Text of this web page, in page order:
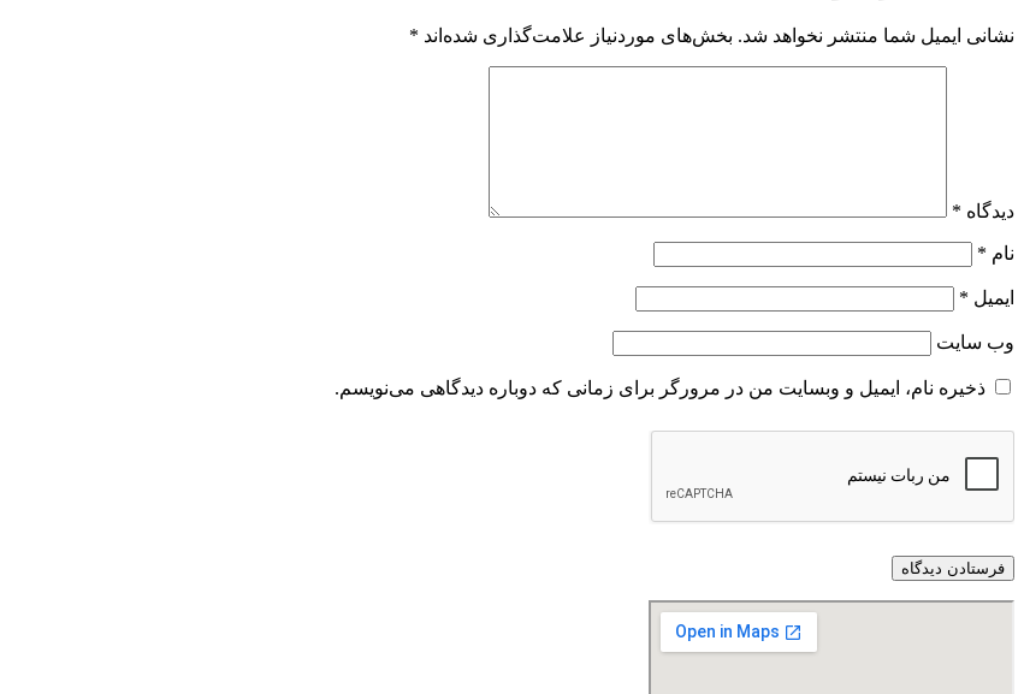
نشانی ایمیل شما منتشر نخواهد شد. بخش‌های موردنیاز علامت‌گذاری شده‌اند *
دیدگاه *
نام *
ایمیل *
وب‌ سایت
ذخیره نام، ایمیل و وبسایت من در مرورگر برای زمانی که دوباره دیدگاهی می‌نویسم.